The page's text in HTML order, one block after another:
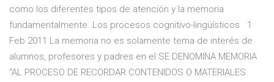
como los diferentes tipos de atención y la memoria
fundamentalmente. Los procesos cognitivo-lingüísticos 1
Feb 2011 La memoria no es solamente tema de interés de
alumnos, profesores y padres en el SE DENOMINA MEMORIA
“AL PROCESO DE RECORDAR CONTENIDOS O MATERIALES